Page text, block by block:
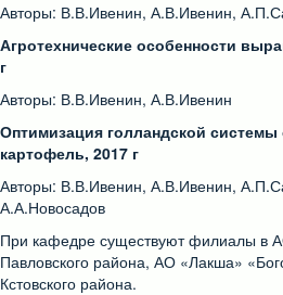
Авторы: В.В.Ивенин, А.В.Ивенин,
Агротехнические особенности
г
Авторы: В.В.Ивенин, А.В.Ивенин
Оптимизация голландской
картофель, 2017 г
Авторы: В.В.Ивенин, А.В.Ивенин,
А.А.Новосадов
При кафедре существуют филиалы в
Павловского района, АО «Лакша»
Кстовского района.